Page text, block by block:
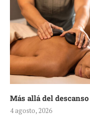
Más allá del descanso
4 agosto, 2026